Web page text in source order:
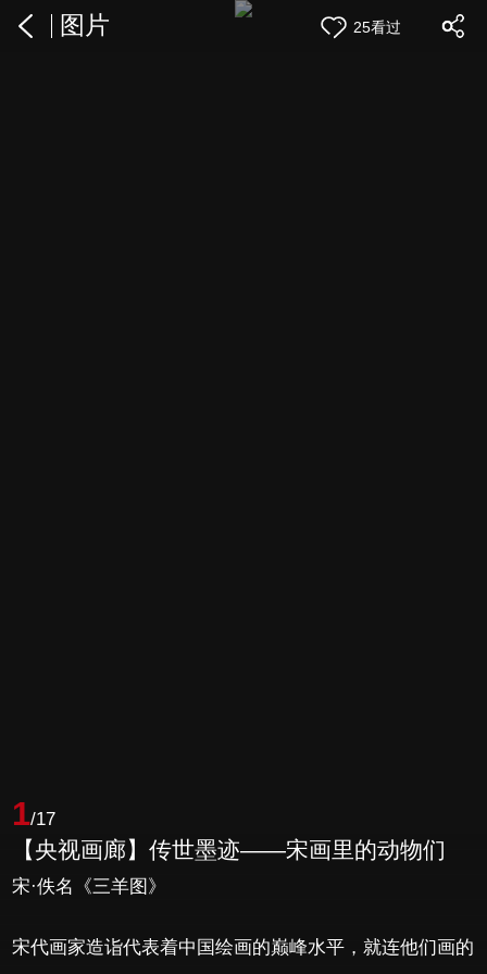
图片 25看过
1/17
【央视画廊】传世墨迹——宋画里的动物们
宋·佚名《三羊图》
宋代画家造诣代表着中国绘画的巅峰水平，就连他们画的